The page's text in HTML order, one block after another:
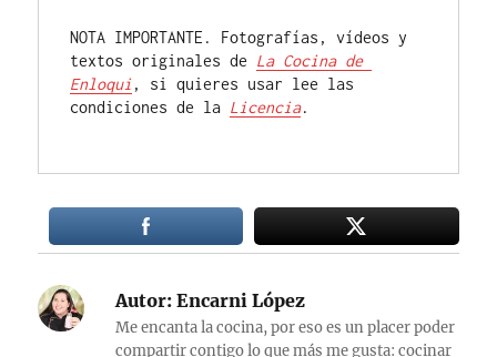
NOTA IMPORTANTE. Fotografías, vídeos y
textos originales de La Cocina de
Enloqui, si quieres usar lee las
condiciones de la Licencia.
Autor: Encarni López
Me encanta la cocina, por eso es un placer poder
compartir contigo lo que más me gusta: cocinar